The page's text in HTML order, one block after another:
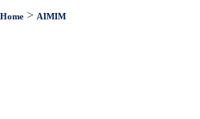
Home > AIMIM